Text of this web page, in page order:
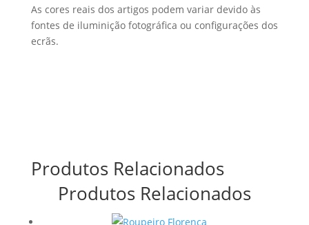
As cores reais dos artigos podem variar devido às
fontes de iluminição fotográfica ou configurações dos
ecrãs.
Produtos Relacionados
Produtos Relacionados